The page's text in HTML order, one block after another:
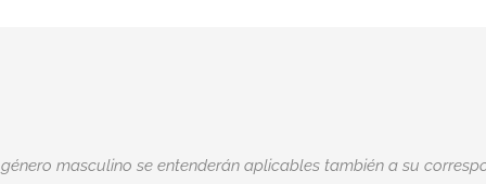
masculino se entenderán aplicables también a su